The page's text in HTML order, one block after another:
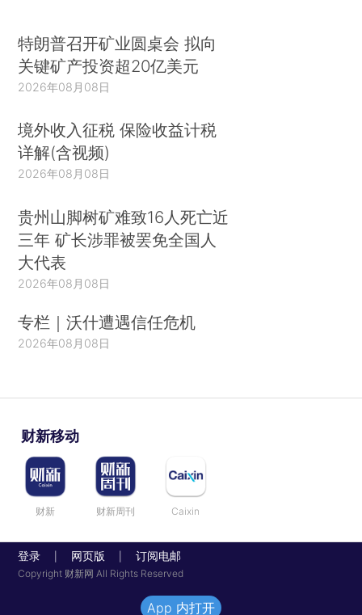
特朗普召开矿业圆桌会 拟向
关键矿产投资超20亿美元
2026年08月08日
境外收入征税 保险收益计税
详解(含视频)
2026年08月08日
贵州山脚树矿难致16人死亡近
三年 矿长涉罪被罢免全国人
大代表
2026年08月08日
专栏｜沃什遭遇信任危机
2026年08月08日
财新移动
财新 财新周刊 Caixin
登录 网页版 订阅电邮
Copyright 财新网 All Rights Reserved
App 内打开